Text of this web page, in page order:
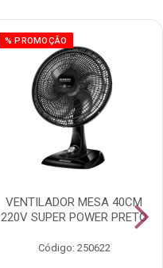
% PROMOÇÃO
VENTILADOR MESA 40CM
220V SUPER POWER PRETO
Código: 250622